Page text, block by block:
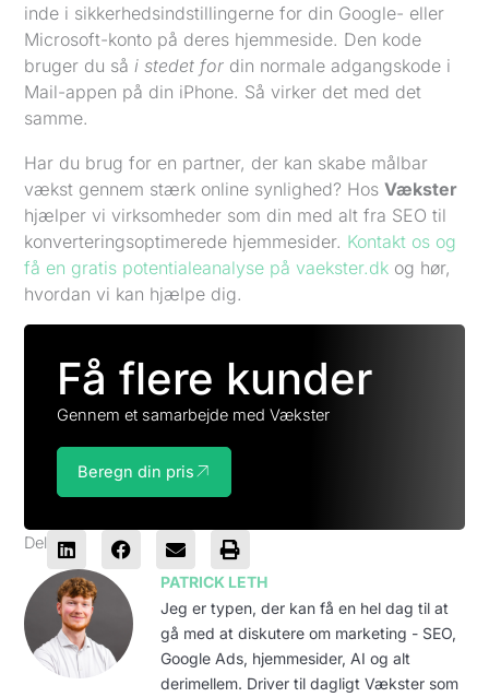
inde i sikkerhedsindstillingerne for din Google- eller
Microsoft-konto på deres hjemmeside. Den kode
bruger du så i stedet for din normale adgangskode i
Mail-appen på din iPhone. Så virker det med det
samme.
Har du brug for en partner, der kan skabe målbar
vækst gennem stærk online synlighed? HosVækster
hjælper vi virksomheder som din med alt fra SEO til
konverteringsoptimerede hjemmesider. Kontakt os og
få en gratis potentialeanalyse på vaekster.dk og hør,
hvordan vi kan hjælpe dig.
Få flere kunder
Gennem et samarbejde med Vækster
Beregn din pris
Del
PATRICK LETH
Jeg er typen, der kan få en hel dag til at
gå med at diskutere om marketing - SEO,
Google Ads, hjemmesider, AI og alt
derimellem. Driver til dagligt Vækster som